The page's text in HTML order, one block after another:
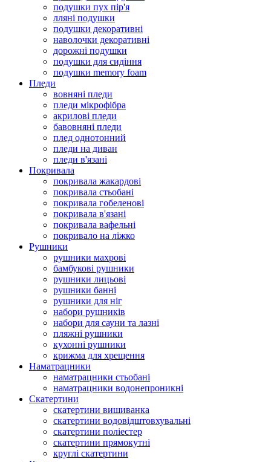
подушки пух пір'я
лляні подушки
подушки декоративні
наволочки декоративні
дорожні подушки
подушки для сидіння
подушки memory foam
Пледи
вовняні пледи
пледи мікрофібра
акрилові пледи
бавовняні пледи
плед однотонний
пледи на диван
пледи в'язані
Покривала
покривала жакардові
покривала стьобані
покривала гобеленові
покривала в'язані
покривала вафельні
покривало на ліжко
Рушники
рушники махрові
бамбукові рушники
рушники лицьові
рушники банні
рушники для ніг
набори рушників
набори для сауни та лазні
пляжні рушники
кухонні рушники
крижма для хрещення
Наматрацники
наматрацники стьобані
наматрацники водонепроникні
Скатертини
скатертини вишиванка
скатертини водовідштовхувальні
скатертини поліестер
скатертини прямокутні
круглі скатертини